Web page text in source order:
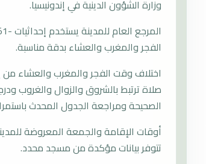
وزارة الشؤون الدينية في إندونيسيا.
الفجر والمغرب والعشاء بدقة مناسبة.
اختلاف وقت الفجر والمغرب والعشاء من
صلاة ترتبط بالشروق والزوال والغروب
الصحيحة ومراجعة الجدول المحدث
أوقات الإقامة والجمعة المعروضة
تتوفر بيانات مؤكدة من مسجد محدد.